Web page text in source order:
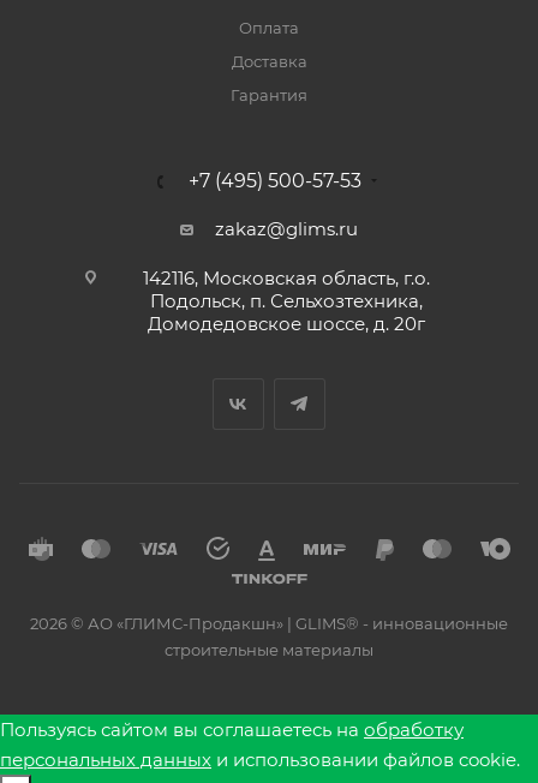
Оплата
Доставка
Гарантия
+7 (495) 500-57-53
zakaz@glims.ru
142116, Московская область, г.о.
Подольск, п. Сельхозтехника,
Домодедовское шоссе, д. 20г
2026 © АО «ГЛИМС-Продакшн» | GLIMS® - инновационные
строительные материалы
Пользуясь сайтом вы соглашаетесь на обработку
персональных данных и использовании файлов cookie.